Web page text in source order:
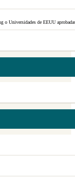
o Universidades de EEUU